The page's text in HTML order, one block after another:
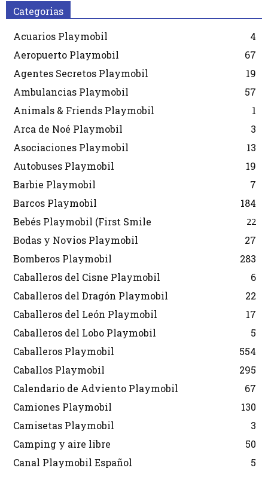
Categorias
Acuarios Playmobil
4
Aeropuerto Playmobil
67
Agentes Secretos Playmobil
19
Ambulancias Playmobil
57
Animals & Friends Playmobil
1
Arca de Noé Playmobil
3
Asociaciones Playmobil
13
Autobuses Playmobil
19
Barbie Playmobil
7
Barcos Playmobil
184
Bebés Playmobil (First Smile
22
Bodas y Novios Playmobil
27
Bomberos Playmobil
283
Caballeros del Cisne Playmobil
6
Caballeros del Dragón Playmobil
22
Caballeros del León Playmobil
17
Caballeros del Lobo Playmobil
5
Caballeros Playmobil
554
Caballos Playmobil
295
Calendario de Adviento Playmobil
67
Camiones Playmobil
130
Camisetas Playmobil
3
Camping y aire libre
50
Canal Playmobil Español
5